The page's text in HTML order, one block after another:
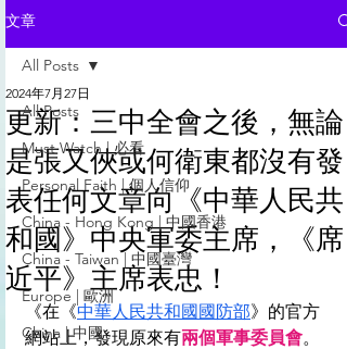
文章
All Posts
Must Watch | 必看
Personal Faith | 個人信仰
China - Hong Kong | 中國香港
China - Taiwan | 中國臺灣
Europe | 歐洲
China | 中國
All Posts
更新：三中全會之後，無論
是張又俠或何衛東都沒有發
表任何文章向《中華人民共
和國》中央軍委主席，《席
近平》主席表忠！
2024年7月27日
《在《中華人民共和國國防部》的官方
網站上，發現原來有兩個軍事委員會。